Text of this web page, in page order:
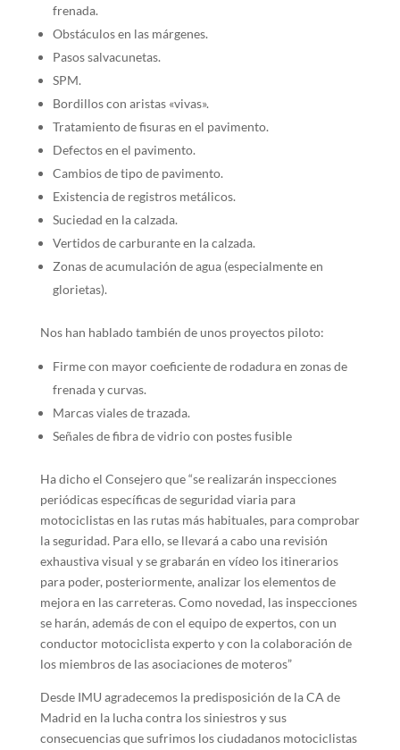
frenada.
Obstáculos en las márgenes.
Pasos salvacunetas.
SPM.
Bordillos con aristas «vivas».
Tratamiento de fisuras en el pavimento.
Defectos en el pavimento.
Cambios de tipo de pavimento.
Existencia de registros metálicos.
Suciedad en la calzada.
Vertidos de carburante en la calzada.
Zonas de acumulación de agua (especialmente en
glorietas).
Nos han hablado también de unos proyectos piloto:
Firme con mayor coeficiente de rodadura en zonas de
frenada y curvas.
Marcas viales de trazada.
Señales de fibra de vidrio con postes fusible
Ha dicho el Consejero que “se realizarán inspecciones
periódicas específicas de seguridad viaria para
motociclistas en las rutas más habituales, para comprobar
la seguridad. Para ello, se llevará a cabo una revisión
exhaustiva visual y se grabarán en vídeo los itinerarios
para poder, posteriormente, analizar los elementos de
mejora en las carreteras. Como novedad, las inspecciones
se harán, además de con el equipo de expertos, con un
conductor motociclista experto y con la colaboración de
los miembros de las asociaciones de moteros”
Desde IMU agradecemos la predisposición de la CA de
Madrid en la lucha contra los siniestros y sus
consecuencias que sufrimos los ciudadanos motociclistas